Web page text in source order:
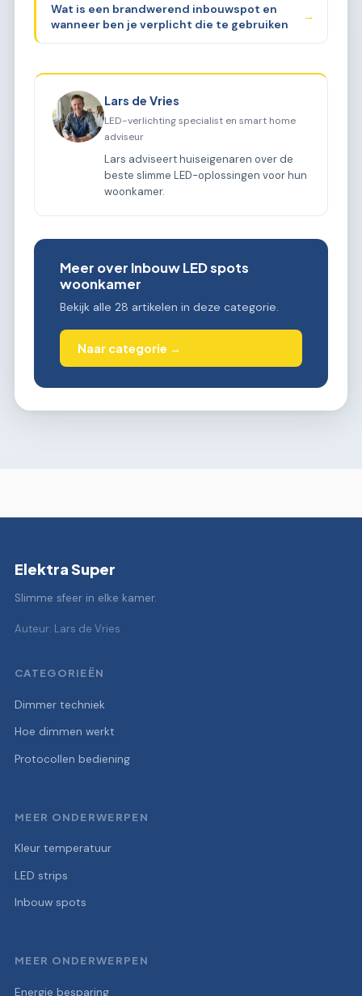
Wat is een brandwerend inbouwspot en
wanneer ben je verplicht die te gebruiken
→
Lars de Vries
LED-verlichting specialist en smart home
adviseur
Lars adviseert huiseigenaren over de
beste slimme LED-oplossingen voor hun
woonkamer.
Meer over Inbouw LED spots
woonkamer
Bekijk alle 28 artikelen in deze categorie.
Naar categorie →
Elektra Super
Slimme sfeer in elke kamer.
Auteur: Lars de Vries
CATEGORIEËN
Dimmer techniek
Hoe dimmen werkt
Protocollen bediening
MEER ONDERWERPEN
Kleur temperatuur
LED strips
Inbouw spots
MEER ONDERWERPEN
Energie besparing